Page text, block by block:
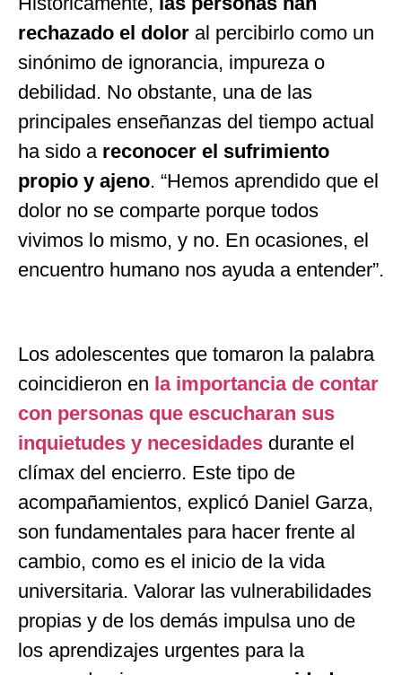
rechazado el dolor al percibirlo como un
sinónimo de ignorancia, impureza o
debilidad. No obstante, una de las
principales enseñanzas del tiempo actual
ha sido a reconocer el sufrimiento
propio y ajeno. “Hemos aprendido que el
dolor no se comparte porque todos
vivimos lo mismo, y no. En ocasiones, el
encuentro humano nos ayuda a entender”.
Los adolescentes que tomaron la palabra
coincidieron en la importancia de contar
con personas que escucharan sus
inquietudes y necesidades durante el
clímax del encierro. Este tipo de
acompañamientos, explicó Daniel Garza,
son fundamentales para hacer frente al
cambio, como es el inicio de la vida
universitaria. Valorar las vulnerabilidades
propias y de los demás impulsa uno de
los aprendizajes urgentes para la